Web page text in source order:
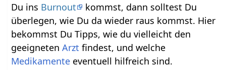
Du ins Burnout
kommst, dann solltest Du
überlegen, wie Du da wieder raus kommst. Hier
bekommst Du Tipps, wie du vielleicht den
geeignetenArzt findest, und welche
Medikamente eventuell hilfreich sind.